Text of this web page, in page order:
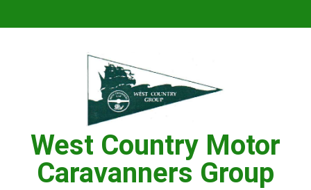
West Country Motor
Caravanners Group